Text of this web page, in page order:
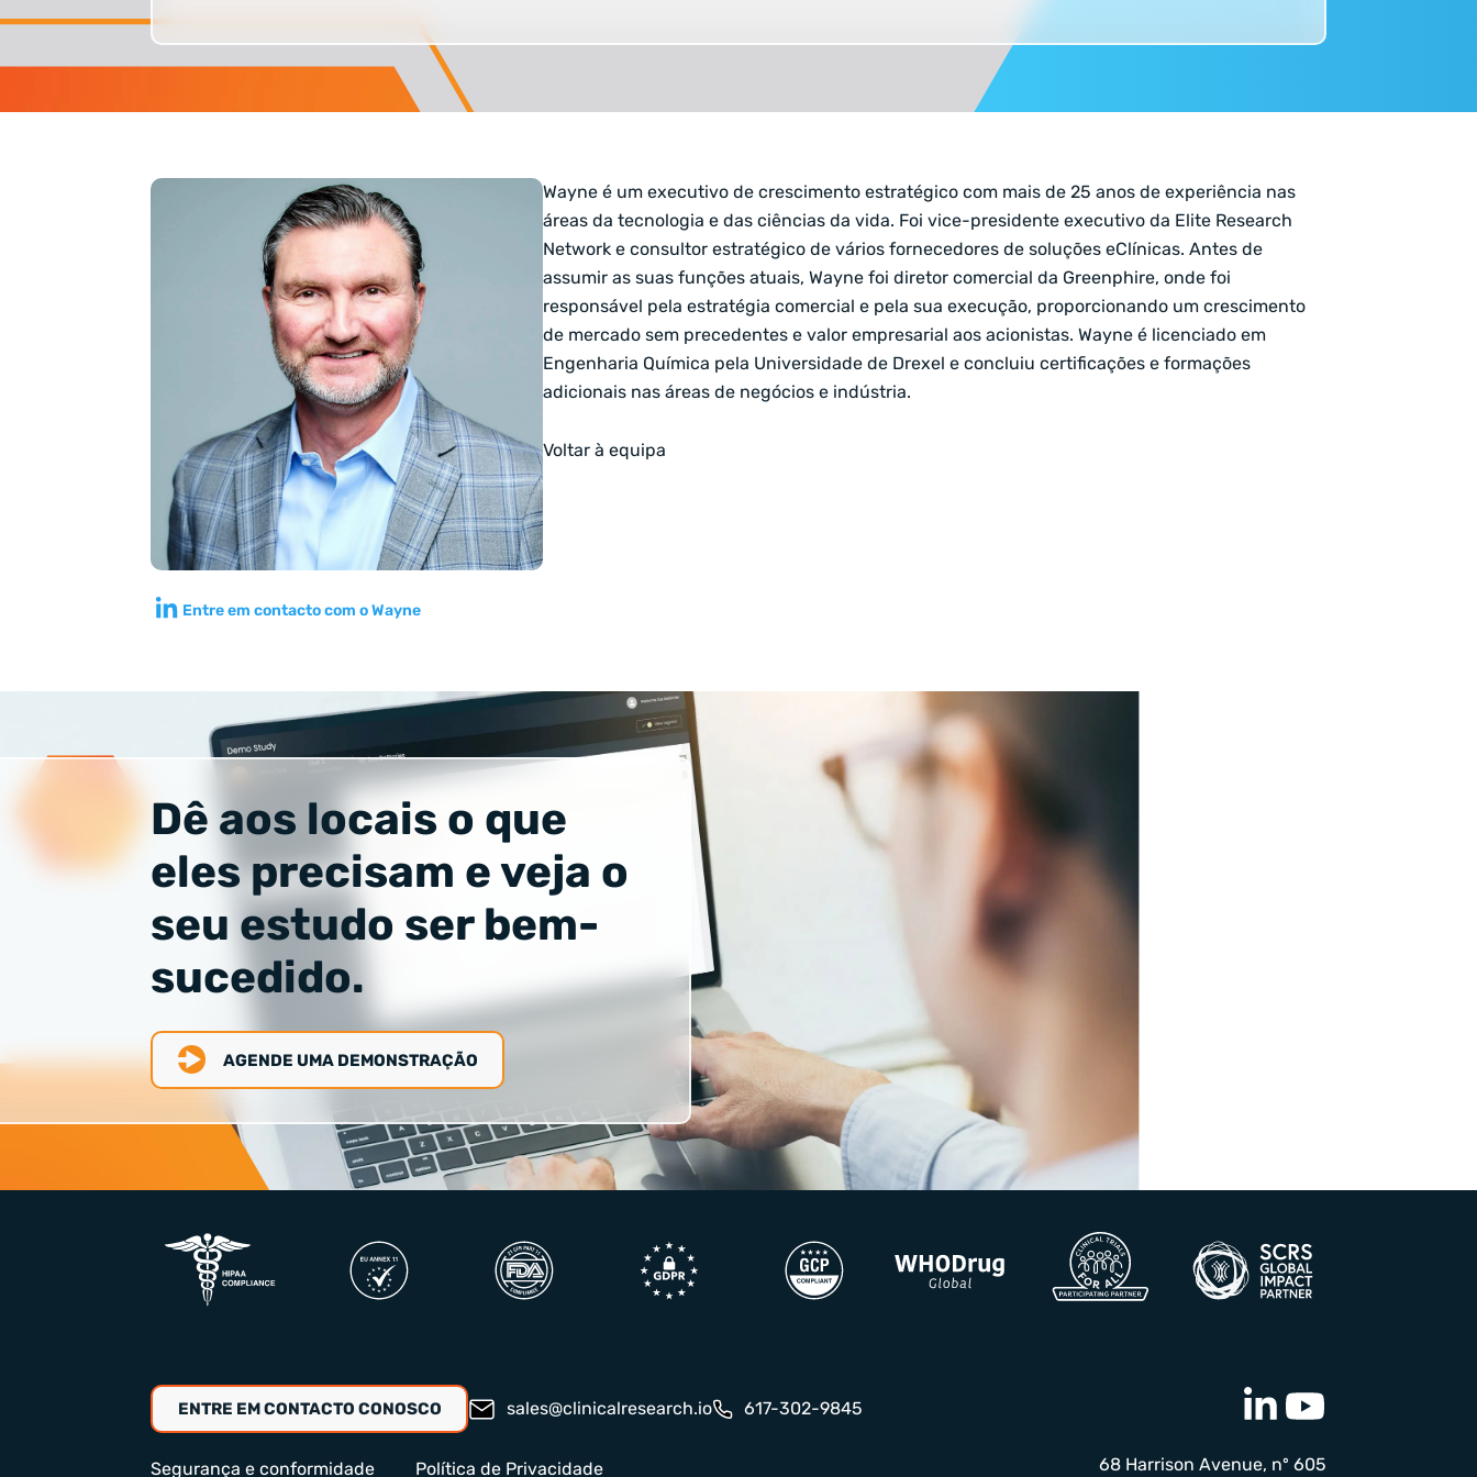
Entre em contacto com o Wayne
Wayne é um executivo de crescimento estratégico com mais de 25 anos de experiência nas
áreas da tecnologia e das ciências da vida. Foi vice-presidente executivo da Elite Research
Network e consultor estratégico de vários fornecedores de soluções eClínicas. Antes de
assumir as suas funções atuais, Wayne foi diretor comercial da Greenphire, onde foi
responsável pela estratégia comercial e pela sua execução, proporcionando um crescimento
de mercado sem precedentes e valor empresarial aos acionistas. Wayne é licenciado em
Engenharia Química pela Universidade de Drexel e concluiu certificações e formações
adicionais nas áreas de negócios e indústria.
Voltar à equipa
Dê aos locais o que
eles precisam e veja o
seu estudo ser bem-
sucedido.
AGENDE UMA DEMONSTRAÇÃO
ENTRE EM CONTACTO CONOSCO sales@clinicalresearch.io 617-302-9845
Segurança e conformidade Política de Privacidade 68 Harrison Avenue, nº 605